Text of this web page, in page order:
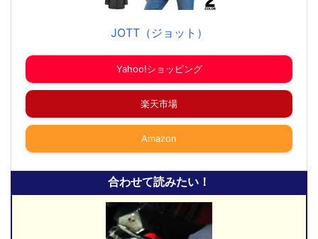
JOTT（ジョット）
Yahoo!ショッピング
楽天市場
Amazon
合わせて読みたい！